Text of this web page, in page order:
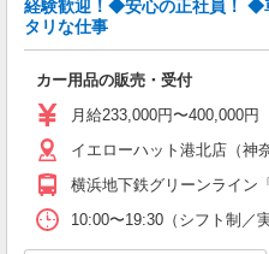
経験歓迎！◆安心の正社員！ ◆
タリな仕事
カー用品の販売・受付
月給233,000円〜400,000
イエローハット港北店（
横浜地下鉄グリーンライン
10:00〜19:30（シフト制／